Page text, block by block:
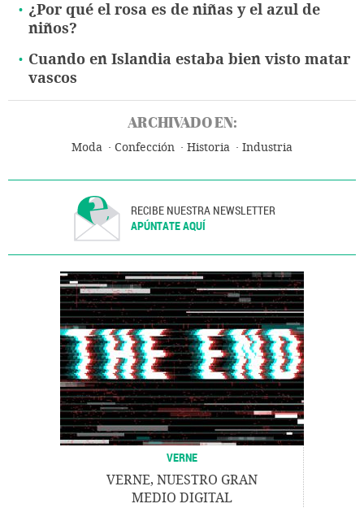
¿Por qué el rosa es de niñas y el azul de
niños?
Cuando en Islandia estaba bien visto matar
vascos
ARCHIVADO EN:
Moda Confección Historia Industria
RECIBE NUESTRA NEWSLETTER
APÚNTATE AQUÍ
VERNE
VERNE, NUESTRO GRAN
MEDIO DIGITAL